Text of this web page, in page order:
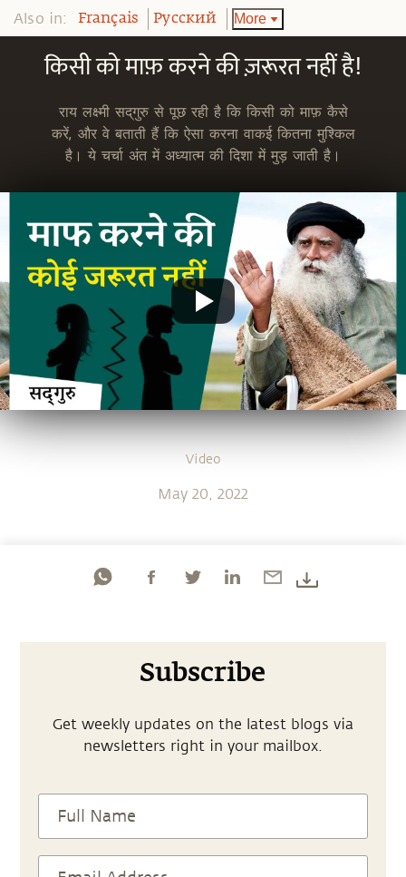
Also in: Français Pусский More
किसी को माफ़ करने की ज़रूरत नहीं है!
राय लक्ष्मी सद्‌गुरु से पूछ रही है कि किसी को माफ़ कैसे
करें, और वे बताती हैं कि ऐसा करना वाकई कितना मुश्किल
है। ये चर्चा अंत में अध्यात्म की दिशा में मुड़ जाती है।
Video
May 20, 2022
Subscribe
Get weekly updates on the latest blogs via
newsletters right in your mailbox.